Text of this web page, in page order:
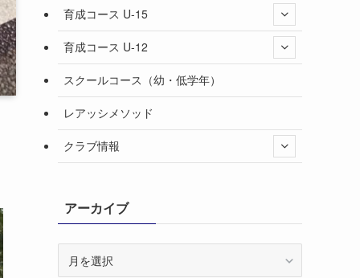
育成コース U-15
育成コース U-12
スクールコース（幼・低学年）
レアッシメソッド
クラブ情報
アーカイブ